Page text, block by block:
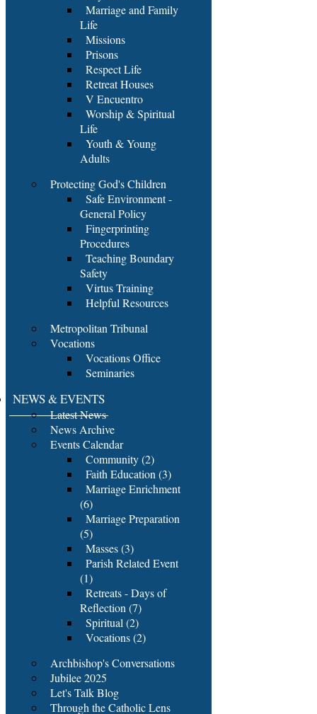
Marriage and Family
Life
Missions
Prisons
Respect Life
Retreat Houses
V Encuentro
Worship & Spiritual
Life
Youth & Young
Adults
Protecting God's Children
Safe Environment -
General Policy
Fingerprinting
Procedures
Teaching Boundary
Safety
Virtus Training
Helpful Resources
Metropolitan Tribunal
Vocations
Vocations Office
Seminaries
NEWS & EVENTS
Latest News
News Archive
Events Calendar
Community (2)
Faith Education (3)
Marriage Enrichment
(6)
Marriage Preparation
(5)
Masses (3)
Parish Related Event
(1)
Retreats - Days of
Reflection (7)
Spiritual (2)
Vocations (2)
Archbishop's Conversations
Jubilee 2025
Let's Talk Blog
Through the Catholic Lens